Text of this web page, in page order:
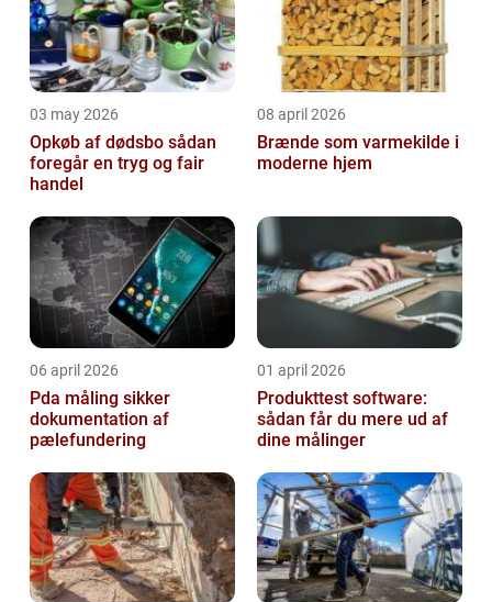
03 may 2026
Opkøb af dødsbo sådan
foregår en tryg og fair
handel
08 april 2026
Brænde som varmekilde i
moderne hjem
06 april 2026
Pda måling sikker
dokumentation af
pælefundering
01 april 2026
Produkttest software:
sådan får du mere ud af
dine målinger